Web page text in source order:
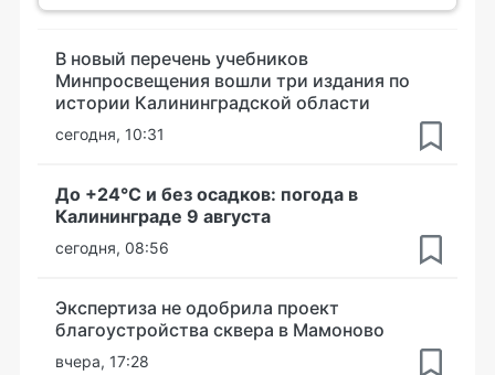
В новый перечень учебников
Минпросвещения вошли три издания по
истории Калининградской области
сегодня, 10:31
До +24°С и без осадков: погода в
Калининграде 9 августа
сегодня, 08:56
Экспертиза не одобрила проект
благоустройства сквера в Мамоново
вчера, 17:28